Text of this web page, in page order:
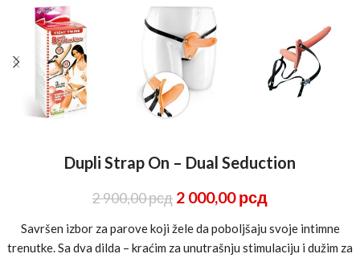
Dupli Strap On – Dual Seduction
2 900,00рсд 2 000,00рсд
Savršen izbor za parove koji žele da poboljšaju svoje intimne
trenutke. Sa dva dilda – kraćim za unutrašnju stimulaciju i dužim za